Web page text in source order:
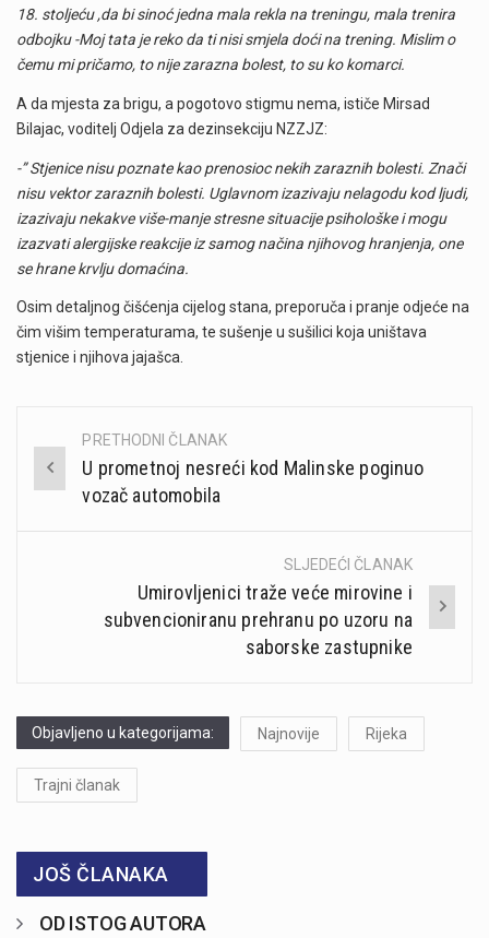
18. stoljeću ,da bi sinoć jedna mala rekla na treningu, mala trenira
odbojku -Moj tata je reko da ti nisi smjela doći na trening. Mislim o
čemu mi pričamo, to nije zarazna bolest, to su ko komarci.
A da mjesta za brigu, a pogotovo stigmu nema, ističe Mirsad
Bilajac, voditelj Odjela za dezinsekciju NZZJZ:
-” Stjenice nisu poznate kao prenosioc nekih zaraznih bolesti. Znači
nisu vektor zaraznih bolesti. Uglavnom izazivaju nelagodu kod ljudi,
izazivaju nekakve više-manje stresne situacije psihološke i mogu
izazvati alergijske reakcije iz samog načina njihovog hranjenja, one
se hrane krvlju domaćina.
Osim detaljnog čišćenja cijelog stana, preporuča i pranje odjeće na
čim višim temperaturama, te sušenje u sušilici koja uništava
stjenice i njihova jajašca.
Post
navigation
PRETHODNI ČLANAK
U prometnoj nesreći kod Malinske poginuo
vozač automobila
SLJEDEĆI ČLANAK
Umirovljenici traže veće mirovine i
subvencioniranu prehranu po uzoru na
saborske zastupnike
Objavljeno u kategorijama: Najnovije Rijeka
Trajni članak
JOŠ ČLANAKA
OD ISTOG AUTORA